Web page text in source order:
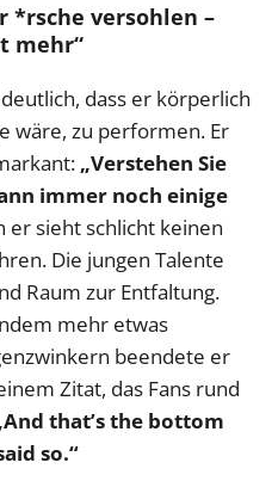
*rsche versohlen –
mehr“
dass er körperlich
wäre, zu performen. Er
„Verstehen Sie
immer noch einige
er sieht schlicht keinen
Die jungen Talente
Raum zur Entfaltung.
mehr etwas
beendete er
Zitat, das Fans rund
And that’s the bottom
so.“